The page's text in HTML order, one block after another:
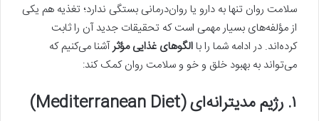
سلامت روان تنها به دارو یا روان‌درمانی بستگی ندارد؛ تغذیه هم یکی
از مؤلفه‌های بسیار مهمی است که تحقیقات جدید آن را ثابت
کرده‌اند. در ادامه شما را باالگوهای غذایی مؤثرآشنا می‌کنیم که
می‌تواند به بهبود خلق و خو و سلامت روان کمک کند:
۱. رژیم مدیترانه‌ای (Mediterranean Diet)